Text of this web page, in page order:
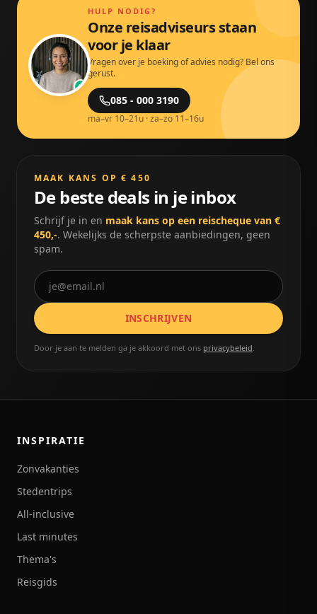
HULP NODIG?
Onze reisadviseurs staan
voor je klaar
Vragen over je boeking of advies nodig? Bel ons
gerust.
085 - 000 3190
ma–vr 10–21u · za–zo 11–16u
MAAK KANS OP € 450
De beste deals in je inbox
Schrijf je in en maak kans op een reischeque van €
450,-. Wekelijks de scherpste aanbiedingen, geen
spam.
INSCHRIJVEN
Door je aan te melden ga je akkoord met ons privacybeleid.
INSPIRATIE
Zonvakanties
Stedentrips
All-inclusive
Last minutes
Thema's
Reisgids